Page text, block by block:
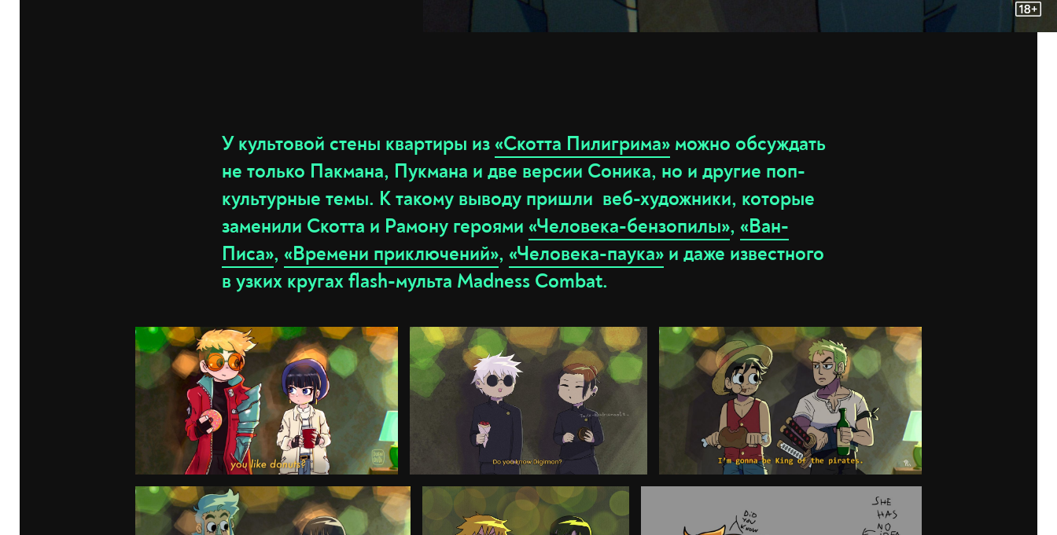
У культовой стены квартиры из«Скотта Пилигрима» можно обсуждать
не только Пакмана, Пукмана и две версии Соника, но и другие поп-
культурные темы. К такому выводу пришли веб-художники, которые
заменили Скотта и Рамону героями «Человека-бензопилы», «Ван-
Писа», «Времени приключений», «Человека-паука» и даже известного
в узких кругах flash-мульта Madness Combat.